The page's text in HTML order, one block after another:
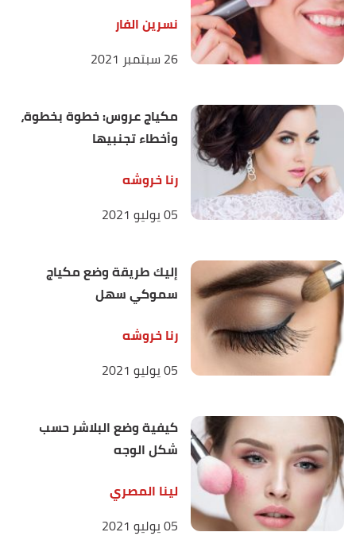
^أ All She Things,"simple-eye-makeup-tricks"
allshethings, Retrieved 16/12/2020. Edited.
نسرين الفار
26 سبتمبر 2021
مكياج عروس: خطوة بخطوة،
وأخطاء تجنبيها
رنا خروشه
05 يوليو 2021
إليك طريقة وضع مكياج
سموكي سهل
رنا خروشه
05 يوليو 2021
كيفية وضع البلاشر حسب
شكل الوجه
لينا المصري
05 يوليو 2021